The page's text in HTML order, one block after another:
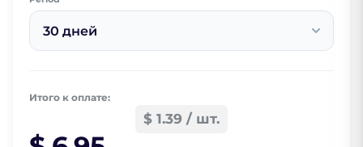
30 дней
Итого к оплате:
$ 1.39 / шт.